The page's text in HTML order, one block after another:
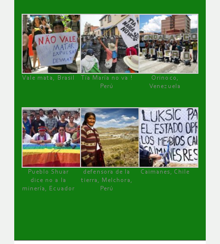
Vale mata, Brasil
Tía María no va !
Perú
Orinoco,
Venezuela
Pueblo Shuar
dice no a la
minería, Ecuador
defensora de la
tierra, Melchora,
Perú
Caimanes, Chile